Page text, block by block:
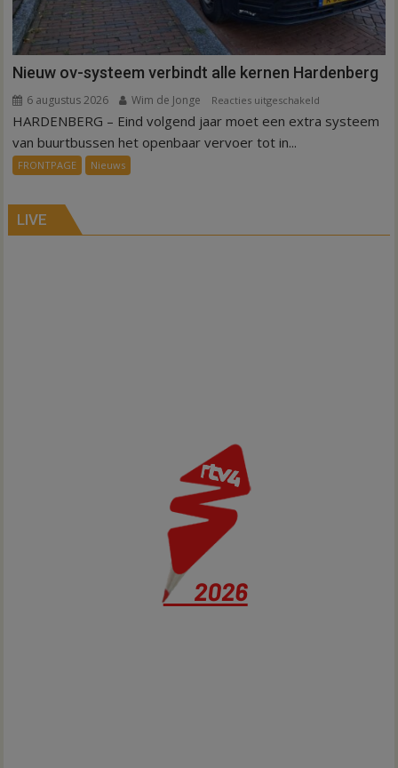
Nieuw ov-systeem verbindt alle kernen Hardenberg
6 augustus 2026 Wim de Jonge Reacties uitgeschakeld
Nieuw
Hardenberg
HARDENBERG – Eind volgend jaar moet een extra systeem
van buurtbussen het openbaar vervoer tot in...
FRONTPAGE Nieuws
LIVE